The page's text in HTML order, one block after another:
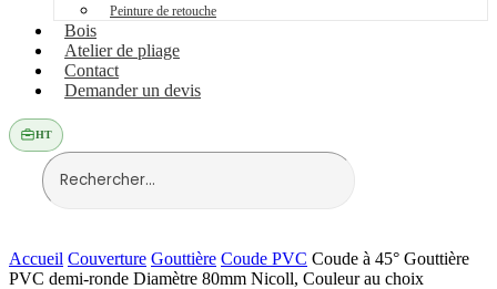
Peinture de retouche
Bois
Atelier de pliage
Contact
Demander un devis
HT
Accueil Couverture Gouttière Coude PVC Coude à 45° Gouttière
PVC demi-ronde Diamètre 80mm Nicoll, Couleur au choix